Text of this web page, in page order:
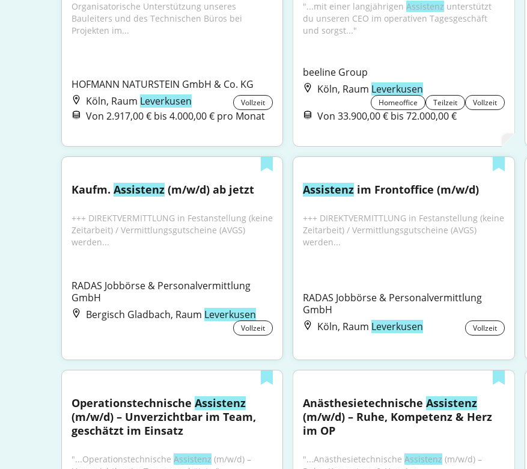
Organisatorische Unterstützung unseres
Bauleiters und des Technischen Büros bei
Projekten im...
HOFMANN NATURSTEIN GmbH & Co. KG
Köln, Raum Leverkusen Vollzeit
Von 2.917,00 € bis 4.000,00 € pro Monat
"...mit einer langjährigen Assistenz unterstützt
du unseren CEO im operativen Tagesgeschäft
und sorgst..."
beeline Group
Köln, Raum Leverkusen
Homeoffice Teilzeit Vollzeit
Von 33.900,00 € bis 72.000,00 €
Kaufm. Assistenz (m/w/d) ab jetzt
+++ DIREKTVERMITTLUNG in Festanstellung (keine
Zeitarbeit) / Vermittlungsgutscheine (AVGS)
werden...
RADAS Jobbörse & Personalvermittlung
GmbH
Bergisch Gladbach, Raum Leverkusen
Vollzeit
Assistenz im Frontoffice (m/w/d)
+++ DIREKTVERMITTLUNG in Festanstellung (keine
Zeitarbeit) / Vermittlungsgutscheine (AVGS)
werden...
RADAS Jobbörse & Personalvermittlung
GmbH
Köln, Raum Leverkusen Vollzeit
Operationstechnische Assistenz
(m/w/d) – Unverzichtbar im Team,
geschätzt im Einsatz
"...Operationstechnische Assistenz (m/w/d) –
Anästhesietechnische Assistenz
(m/w/d) – Ruhe, Kompetenz & Herz
im OP
"...Anästhesietechnische Assistenz (m/w/d) –